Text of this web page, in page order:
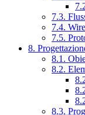
7.3.
7.4.
7.5.
8.
8.1.
8.2.
8.3.